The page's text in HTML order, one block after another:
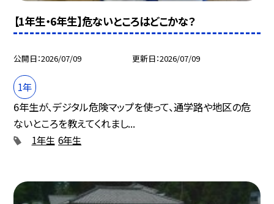
【1年生・6年生】危ないところはどこかな？
公開日 2026/07/09 更新日 2026/07/09
1年
6年生が、デジタル危険マップを使って、通学路や地区の危
ないところを教えてくれまし...
1年生 6年生